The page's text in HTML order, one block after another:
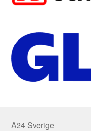
A24 Sverige